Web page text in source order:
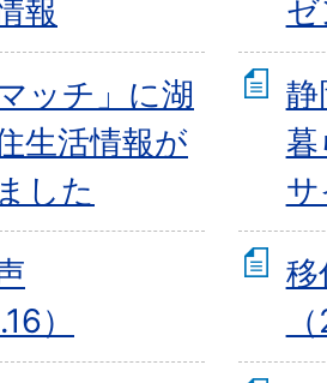
報
ッチ」に湖
生活情報が
した
静
）
移